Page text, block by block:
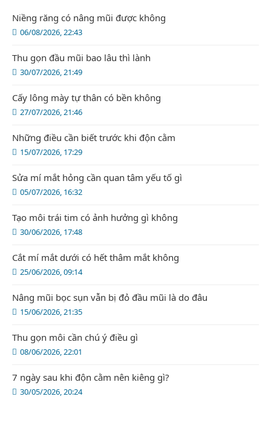
06/08/2026, 22:43
Niềng răng có nâng mũi được không
30/07/2026, 21:49
Thu gọn đầu mũi bao lâu thì lành
27/07/2026, 21:46
Cấy lông mày tự thân có bền không
15/07/2026, 17:29
Những điều cần biết trước khi độn cằm
05/07/2026, 16:32
Sửa mí mắt hỏng cần quan tâm yếu tố gì
30/06/2026, 17:48
Tạo môi trái tim có ảnh hưởng gì không
25/06/2026, 09:14
Cắt mí mắt dưới có hết thâm mắt không
15/06/2026, 21:35
Nâng mũi bọc sụn vẫn bị đỏ đầu mũi là do đâu
08/06/2026, 22:01
Thu gọn môi cần chú ý điều gì
30/05/2026, 20:24
7 ngày sau khi độn cằm nên kiêng gì?